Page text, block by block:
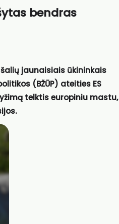
bendras
jaunaisiais ūkininkais
(BŽŪP) ateities ES
telktis europiniu mastu,